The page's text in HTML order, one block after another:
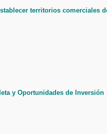
territorios comerciales
y Oportunidades de Inversión